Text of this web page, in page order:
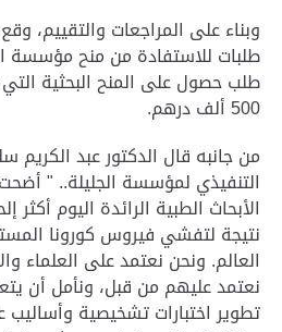
وبناء على المراجعات والتقييم،
طلب حصول على المنح البحثية
500 ألف درهم.
من جانبه قال الدكتور عبد الكريم
التنفيذي لمؤسسة الجليلة.. "
الأبحاث الطبية الرائدة اليوم
نتيجة لتفشي فيروس كورونا
العالم. ونحن نعتمد على العلماء
نعتمد عليهم من قبل، ونأمل أن
تطوير اختبارات تشخيصية وأساليب